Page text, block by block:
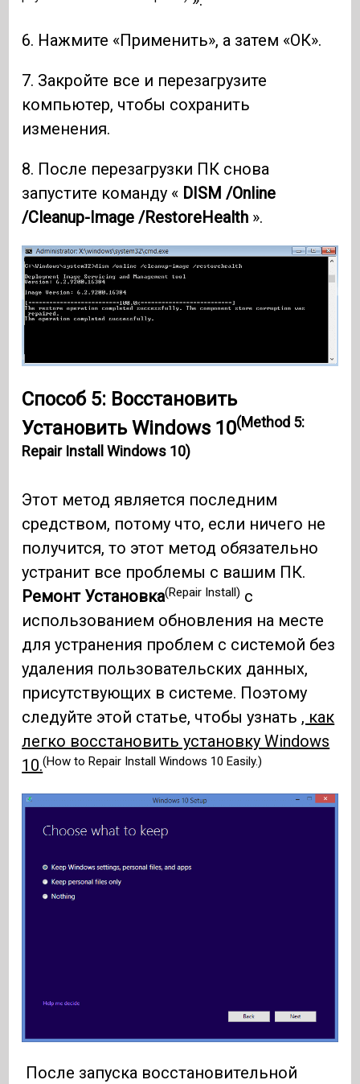
6. Нажмите «Применить», а затем «ОК».
7. Закройте все и перезагрузите
компьютер, чтобы сохранить
изменения.
8. После перезагрузки ПК снова
запустите команду « DISM /Online
/Cleanup-Image /RestoreHealth ».
Способ 5: Восстановить
Установить Windows 10(Method 5:
Repair Install Windows 10)
Этот метод является последним
средством, потому что, если ничего не
получится, то этот метод обязательно
устранит все проблемы с вашим ПК.
Ремонт Установка(Repair Install) с
использованием обновления на месте
для устранения проблем с системой без
удаления пользовательских данных,
присутствующих в системе. Поэтому
следуйте этой статье, чтобы узнать , как
легко восстановить установку Windows
10.(How to Repair Install Windows 10 Easily.)
После запуска восстановительной